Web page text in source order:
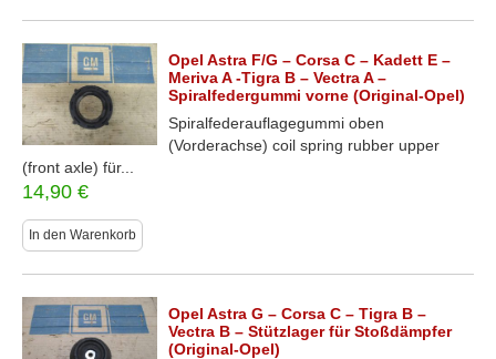
Opel Astra F/G – Corsa C – Kadett E –
Meriva A -Tigra B – Vectra A –
Spiralfedergummi vorne (Original-Opel)
Spiralfederauflagegummi oben
(Vorderachse) coil spring rubber upper
(front axle) für...
14,90 €
In den Warenkorb
Opel Astra G – Corsa C – Tigra B –
Vectra B – Stützlager für Stoßdämpfer
(Original-Opel)